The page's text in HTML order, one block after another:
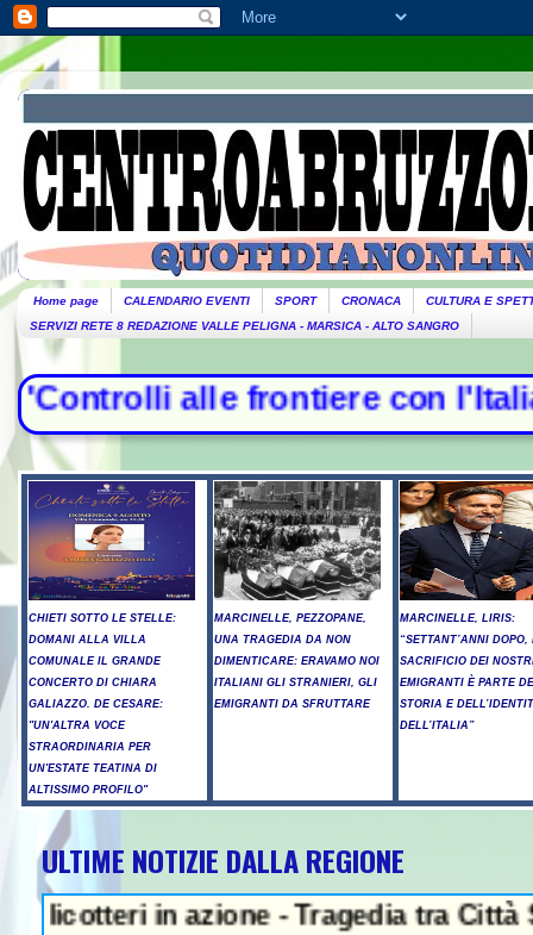
Home page CALENDARIO EVENTI SPORT CRONACA
CULTURA E
SERVIZI RETE 8 REDAZIONE VALLE PELIGNA - MARSICA - ALTO SANGRO
frontiere con l'Italia", la
CHIETI SOTTO LE STELLE:
DOMANI ALLA VILLA
COMUNALE IL GRANDE
CONCERTO DI CHIARA
GALIAZZO. DE CESARE:
"UN'ALTRA VOCE
STRAORDINARIA PER
UN'ESTATE TEATINA DI
ALTISSIMO PROFILO"
MARCINELLE, PEZZOPANE,
UNA TRAGEDIA DA NON
DIMENTICARE: ERAVAMO NOI
ITALIANI GLI STRANIERI, GLI
EMIGRANTI DA SFRUTTARE
MARCINELLE, LIRIS:
“SETTANT’ANNI DOPO,
SACRIFICIO DEI
EMIGRANTI È PARTE
STORIA E
DELL’ITALIA”
ULTIME NOTIZIE DALLA REGIONE
in azione - Tragedia tra Città
NEWS IN